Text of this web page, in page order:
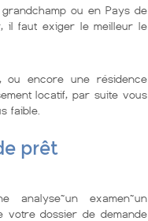
ou en Pays de
il faut exiger le meilleur le
ou encore une résidence
locatif, par suite vous
faible.
prêt
examen~un
votre dossier de demande